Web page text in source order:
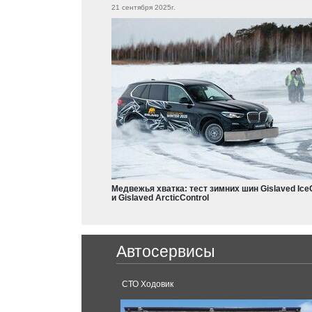
Citroen
Ferrari
488 GTB
Outlander
Eclipse
L200
Colt
Nissan
Qashqai
X-Trail
Micra
21 сентября 2025г.
Медвежья хватка: тест зимних шин Gislaved
и Gislaved ArcticControl
Автосервисы
СТО Ходовик